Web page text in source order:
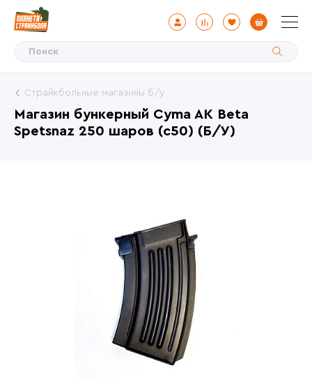
Магазин бункерный Cyma AK Beta
Spetsnaz 250 шаров (c50) (Б/У)
Страйкбольные магазины б/у